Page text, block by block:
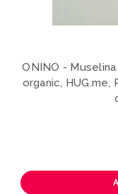
ONINO -
organic, HUG.me,